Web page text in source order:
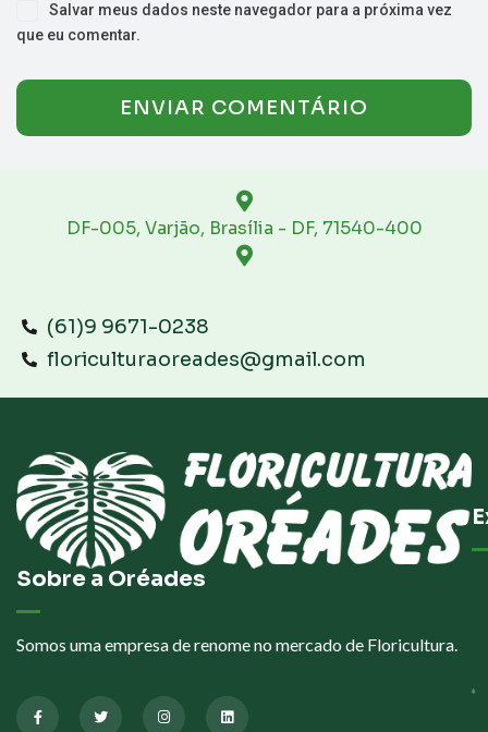
Salvar meus dados neste navegador para a próxima vez
que eu comentar.
DF-005, Varjão, Brasília - DF, 71540-400
(61)9 9671-0238
floriculturaoreades@gmail.com
Sobre a Oréades
Somos uma empresa de renome no mercado de Floricultura.